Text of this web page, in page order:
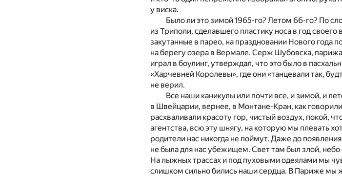
у виска.
Было ли это зимой1965-го? Летом 66-го? По
из Триполи, сделавшего пластику носа в год
закутанные в парео, на праздновании Нового года
на берегу озера в Вермале. Серж Шубовска,
играл в боулинг, утверждал, что это было в
«Харчевней Королевы», где они «танцевали так,
не верил.
Все наши каникулы или почти все, и зимой, и
в Швейцарии, вернее, в Монтане-Кран, как
расхваливали красоту гор, чистый воздух, покой,
агентст­ва, всю эту шнягу, на которую мы плевать
родители нас никогда не поймут. Даже до
не была для нас убежищем. Свет там был злой,
На лыжных трассах и под пуховыми одеялами мы
слишком сильно бились наши сердца. В Париже мы